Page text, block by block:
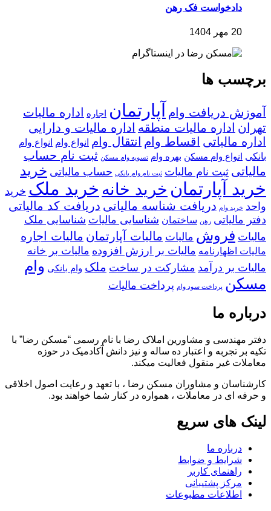
دادخواست فک رهن
20 مهر 1404
برچسب ها
آموزش دریافت وام آپارتمان اجاره
اداره مالیات
تهران اداره مالیات منطقه اداره مالیات و دارایی
اداره مالیاتی اقساط وام انتقال وام انواع وام انواع وام
بانکی
انواع وام مسکن بهره وام تسویه وام مسکن ثبت نام حساب
مالیاتی ثبت نام مالیات ثبت نام وام بانکی حساب مالیاتی خرید
خرید آپارتمان خرید خانه خرید ملک خرید
واحد خرید وام دریافت شناسه مالیاتی دریافت کد مالیاتی
دفتر مالیاتی رهن ساختمان شناسایی مالیات شناسایی ملک
مالیات فروش مالیات مالیات آپارتمان مالیات اجاره
مالیات اظهارنامه مالیات بر ارزش افزوده مالیات بر خانه
مالیات بر درآمد مشارکت در ساخت ملک وام بانکی وام
مسکن پرداخت سود وام پرداخت مالیات
درباره ما
دفتر مهندسی و مشاورین املاک رضا با نام رسمی “مسکن رضا” با
تکیه بر تجربه و اعتبار ده ساله و نیز دانش آکادمیک در حوزه
معاملات غیر منقول فعالیت میکند.
کارشناسان و مشاوران مسکن رضا ، با تعهد و رعایت اصول اخلاقی
و حرفه ای در معاملات ، همواره در کنار شما خواهند بود.
لینک های سریع
درباره ما
شرایط و ضوابط
راهنمای کاربر
مرکز پشتیبانی
اطلاعات مطبوعات